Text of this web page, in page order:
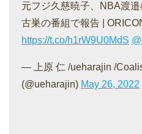
元フジ久慈暁子、NBA渡
古巣の番組で報告 |
https://t.co/h1rW9U0MdS
— 上原 仁 /ueharajin /
(@ueharajin) May 26, 2022